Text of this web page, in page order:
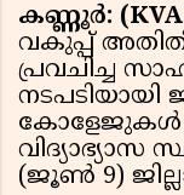
കണ്ണൂർ:
വകുപ്പ്
പ്രവചിച്ച
കോളേജുകൾ
വിദ്യാഭ്യാസ
(ജൂൺ 9)